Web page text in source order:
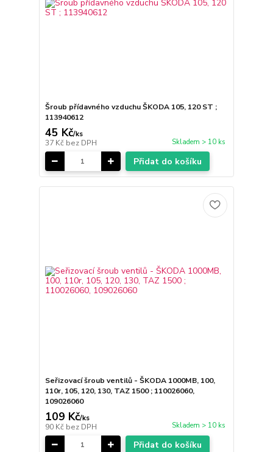
Šroub přídavného vzduchu ŠKODA 105, 120 ST ;
113940612
45 Kč/ks
37 Kč bez DPH Skladem > 10 ks
Přidat do košíku
Seřizovací šroub ventilů - ŠKODA 1000MB, 100,
110r, 105, 120, 130, TAZ 1500 ; 110026060,
109026060
109 Kč/ks
90 Kč bez DPH Skladem > 10 ks
Přidat do košíku